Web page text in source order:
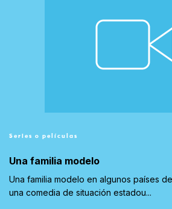
Series o películas
Una familia modelo
Una familia modelo en algunos países
una comedia de situación estadou...